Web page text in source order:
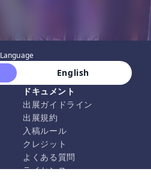
Language
English
ドキュメント
出展ガイドライン
出展規約
入稿ルール
クレジット
よくある質問
ライセンス